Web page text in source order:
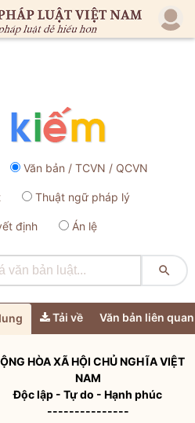
Văn bản / TCVN / QCVN
Thuật ngữ pháp lý
định Án lệ

Tải về Văn bản liên quan
HÒA XÃ HỘI CHỦ NGHĨA VIỆT
NAM
Độc lập - Tự do - Hạnh phúc
---------------